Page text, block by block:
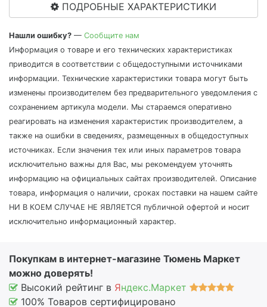
ПОДРОБНЫЕ ХАРАКТЕРИСТИКИ
Нашли ошибку? — Сообщите нам
Информация о товаре и его технических характеристиках
приводится в соответствии с общедоступными источниками
информации. Технические характеристики товара могут быть
изменены производителем без предварительного уведомления с
сохранением артикула модели. Мы стараемся оперативно
реагировать на изменения характеристик производителем, а
также на ошибки в сведениях, размещенных в общедоступных
источниках. Если значения тех или иных параметров товара
исключительно важны для Вас, мы рекомендуем уточнять
информацию на официальных сайтах производителей. Описание
товара, информация о наличии, сроках поставки на нашем сайте
НИ В КОЕМ СЛУЧАЕ НЕ ЯВЛЯЕТСЯ публичной офертой и носит
исключительно информационный характер.
Покупкам в интернет-магазине Тюмень Маркет
можно доверять!
Высокий рейтинг в Яндекс.Маркет
100% Товаров сертифицировано